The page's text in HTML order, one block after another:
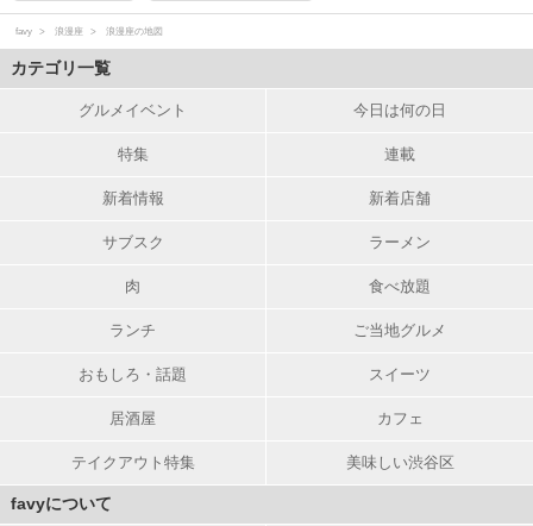
favy 浪漫座 浪漫座の地図
カテゴリ一覧
グルメイベント 今日は何の日
特集 連載
新着情報 新着店舗
サブスク ラーメン
肉 食べ放題
ランチ ご当地グルメ
おもしろ・話題 スイーツ
居酒屋 カフェ
テイクアウト特集 美味しい渋谷区
favyについて